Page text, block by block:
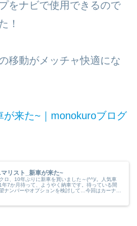
をナビで使用できるので
！
移動がメッチャ快適にな
が来た~｜monokuroブログ
マリスト_新車が来た~
ロ、10年ぶりに新車を買いました～(^^)/。人気車
年7か月待って、ようやく納車です。待っている間
ナンバーやオプションを検討して…今回はカーナビ